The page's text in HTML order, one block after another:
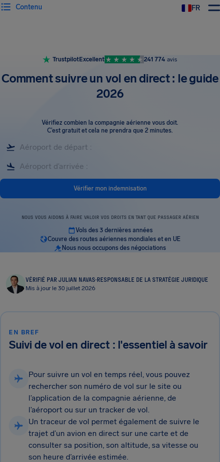
FR
Contenu
TrustpilotExcellent 241 774 avis
Comment suivre un vol en direct : le guide
2026
Vérifiez combien la compagnie aérienne vous doit.
C’est gratuit et cela ne prendra que 2 minutes.
Vérifier mon indemnisation
NOUS VOUS AIDONS À FAIRE VALOIR VOS DROITS EN TANT QUE PASSAGER AÉRIEN
Vols des 3 dernières années
Couvre des routes aériennes mondiales et en UE
Nous nous occupons des négociations
VÉRIFIÉ PAR JULIAN NAVAS·RESPONSABLE DE LA STRATÉGIE JURIDIQUE
Mis à jour le 30 juillet 2026
EN BREF
Suivi de vol en direct : l'essentiel à savoir
Pour suivre un vol en temps réel, vous pouvez
rechercher son numéro de vol sur le site ou
l’application de la compagnie aérienne, de
l’aéroport ou sur un tracker de vol.
Un traceur de vol permet également de suivre le
trajet d’un avion en direct sur une carte et de
consulter sa position, son altitude, sa vitesse ou
son heure d’arrivée estimée.